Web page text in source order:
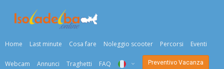
Home Last minute Cosa fare Noleggio scooter Percorsi Eventi
Webcam Annunci Traghetti FAQ Preventivo Vacanza